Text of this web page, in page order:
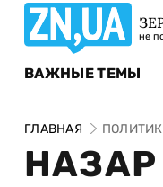
не
ВАЖНЫЕ ТЕМЫ
ГЛАВНАЯ